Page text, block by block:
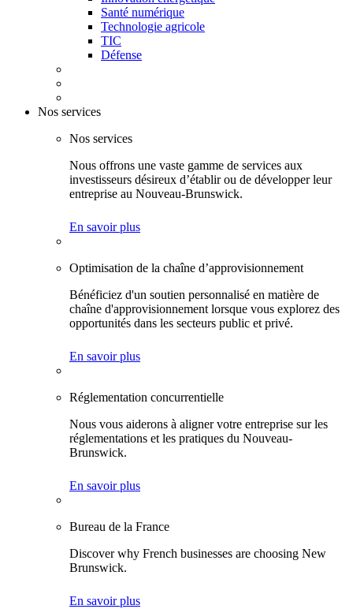
Santé numérique
Technologie agricole
TIC
Défense
Nos services
Nos services
Nous offrons une vaste gamme de services aux
investisseurs désireux d’établir ou de développer leur
entreprise au Nouveau-Brunswick.
En savoir plus
Optimisation de la chaîne d’approvisionnement
Bénéficiez d'un soutien personnalisé en matière de
chaîne d'approvisionnement lorsque vous explorez des
opportunités dans les secteurs public et privé.
En savoir plus
Réglementation concurrentielle
Nous vous aiderons à aligner votre entreprise sur les
réglementations et les pratiques du Nouveau-
Brunswick.
En savoir plus
Bureau de la France
Discover why French businesses are choosing New
Brunswick.
En savoir plus